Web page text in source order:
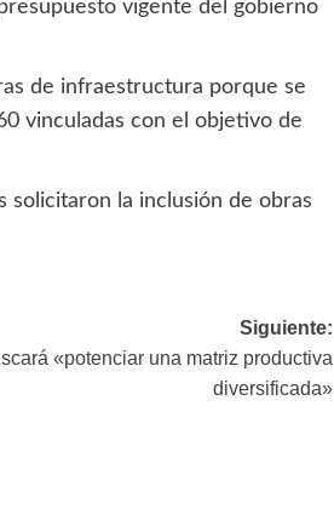
vigente del gobierno
de infraestructura porque se
vinculadas con el objetivo de
solicitaron la inclusión de obras
Siguiente:
«potenciar una matriz productiva
diversificada»